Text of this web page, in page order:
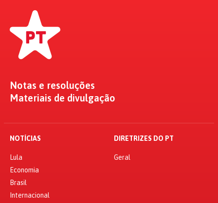
Notas e resoluções
Materiais de divulgação
NOTÍCIAS
Lula
Economia
Brasil
Internacional
DIRETRIZES DO PT
Geral